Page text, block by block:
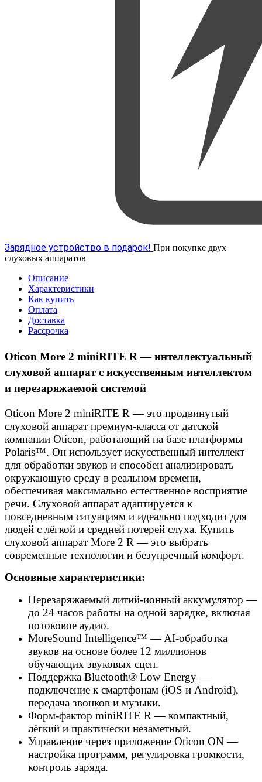
Зарядное устройство в подарок! При покупке двух
слуховых аппаратов
Описание
Характеристики
Как купить
Оплата
Доставка
Рассрочка
Oticon More 2 miniRITE R — интеллектуальный
слуховой аппарат с искусственным интеллектом
и перезаряжаемой системой
Oticon More 2 miniRITE R — это продвинутый
слуховой аппарат премиум-класса от датской
компании Oticon, работающий на базе платформы
Polaris™. Он использует искусственный интеллект
для обработки звуков и способен анализировать
окружающую среду в реальном времени,
обеспечивая максимально естественное восприятие
речи. Слуховой аппарат адаптируется к
повседневным ситуациям и идеально подходит для
людей с лёгкой и средней потерей слуха. Купить
слуховой аппарат More 2 R — это выбрать
современные технологии и безупречный комфорт.
Основные характеристики:
Перезаряжаемый литий-ионный аккумулятор —
до 24 часов работы на одной зарядке, включая
потоковое аудио.
MoreSound Intelligence™ — AI-обработка
звуков на основе более 12 миллионов
обучающих звуковых сцен.
Поддержка Bluetooth® Low Energy —
подключение к смартфонам (iOS и Android),
передача звонков и музыки.
Форм-фактор miniRITE R — компактный,
лёгкий и практически незаметный.
Управление через приложение Oticon ON —
настройка программ, регулировка громкости,
контроль заряда.